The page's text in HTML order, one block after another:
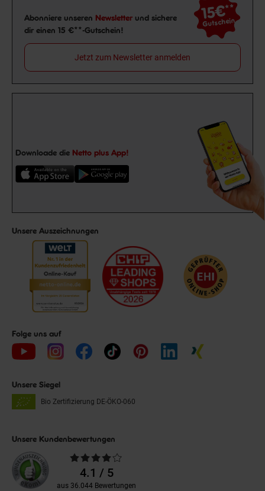
Newsletter Anmeldung
Abonniere unseren Newsletter und sichere
dir einen 15 €**-Gutschein!
15€**
Gutschein
Jetzt zum Newsletter anmelden
Downloade die Netto plus App!
Unsere Auszeichnungen
Folge uns auf
Unsere Siegel
Bio Zertifizierung DE-ÖKO-060
Unsere Kundenbewertungen
Durchschnittliche
Bewertungen4.1 / 5
aus 36.044 Bewertungen